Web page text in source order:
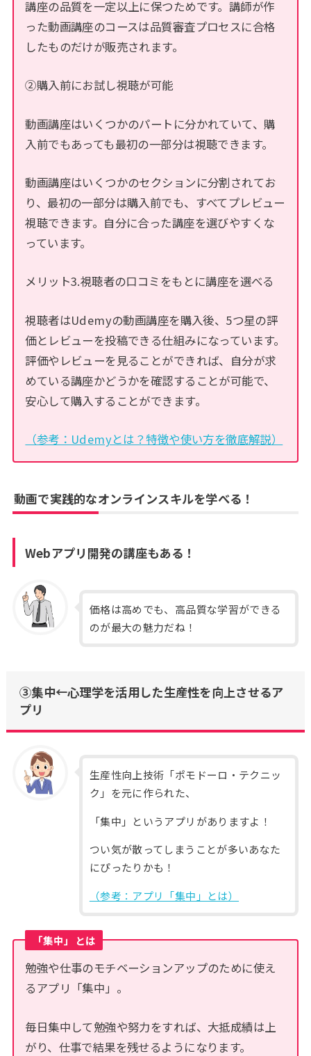
講座の品質を一定以上に保つためです。講師が作
った動画講座のコースは品質審査プロセスに合格
したものだけが販売されます。
②購入前にお試し視聴が可能
動画講座はいくつかのパートに分かれていて、購
入前でもあっても最初の一部分は視聴できます。
動画講座はいくつかのセクションに分割されてお
り、最初の一部分は購入前でも、すべてプレビュー
視聴できます。自分に合った講座を選びやすくな
っています。
メリット3.視聴者の口コミをもとに講座を選べる
視聴者はUdemyの動画講座を購入後、5つ星の評
価とレビューを投稿できる仕組みになっています。
評価やレビューを見ることができれば、自分が求
めている講座かどうかを確認することが可能で、
安心して購入することができます。
（参考：Udemyとは？特徴や使い方を徹底解説）
動画で実践的なオンラインスキルを学べる！
Webアプリ開発の講座もある！
価格は高めでも、高品質な学習ができる
のが最大の魅力だね！
③集中←心理学を活用した生産性を向上させるア
プリ
生産性向上技術「ポモドーロ・テクニッ
ク」を元に作られた、
「集中」というアプリがありますよ！
つい気が散ってしまうことが多いあなた
にぴったりかも！
（参考：アプリ「集中」とは）
「集中」とは
勉強や仕事のモチベーションアップのために使え
るアプリ「集中」。
毎日集中して勉強や努力をすれば、大抵成績は上
がり、仕事で結果を残せるようになります。